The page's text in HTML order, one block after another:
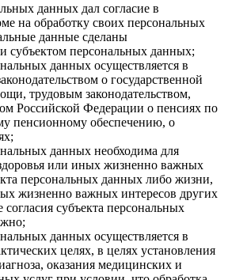
данных дал согласие в
на обработку своих персональных
данные сделаны
субъектом персональных данных;
данных осуществляется в
о государственной
трудовым законодательством,
Российской Федерации о пенсиях по
пенсионному обеспечению, о
данных необходима для
или иных жизненно важных
персональных данных либо жизни,
жизненно важных интересов других
субъекта персональных
данных осуществляется в
целях, в целях установления
оказания медицинских и